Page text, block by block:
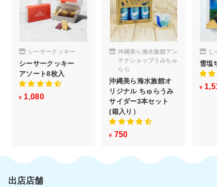
シーサークッキー
シーサークッキー
アソート8枚入
¥ 1,080
0
沖縄美ら海水族館アン
テナショップうみちゅ
らら
沖縄美ら海水族館オ
リジナル ちゅらうみ
サイダー3本セット
(箱入り）
¥ 750
5
し
雪塩
¥
出店店舗